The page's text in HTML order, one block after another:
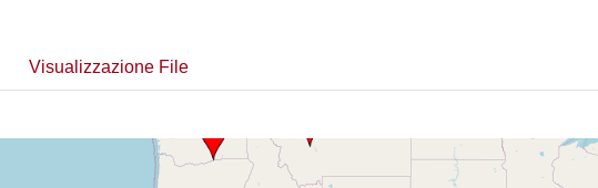
Visualizzazione File